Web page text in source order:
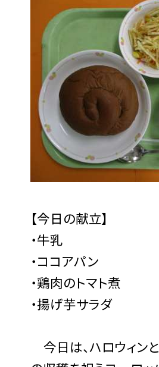
【今日の献立】
・牛乳
・ココアパン
・鶏肉のトマト煮
・揚げ芋サラダ
今日は、ハロウィン